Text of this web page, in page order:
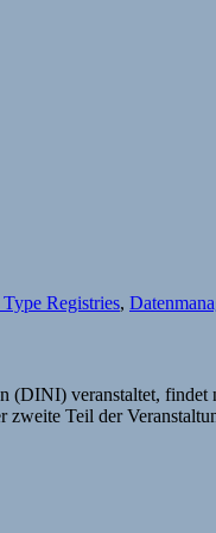
Registries,
veranstaltet,
Teil der